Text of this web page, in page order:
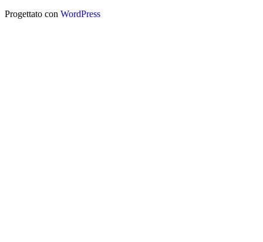
Progettato con WordPress